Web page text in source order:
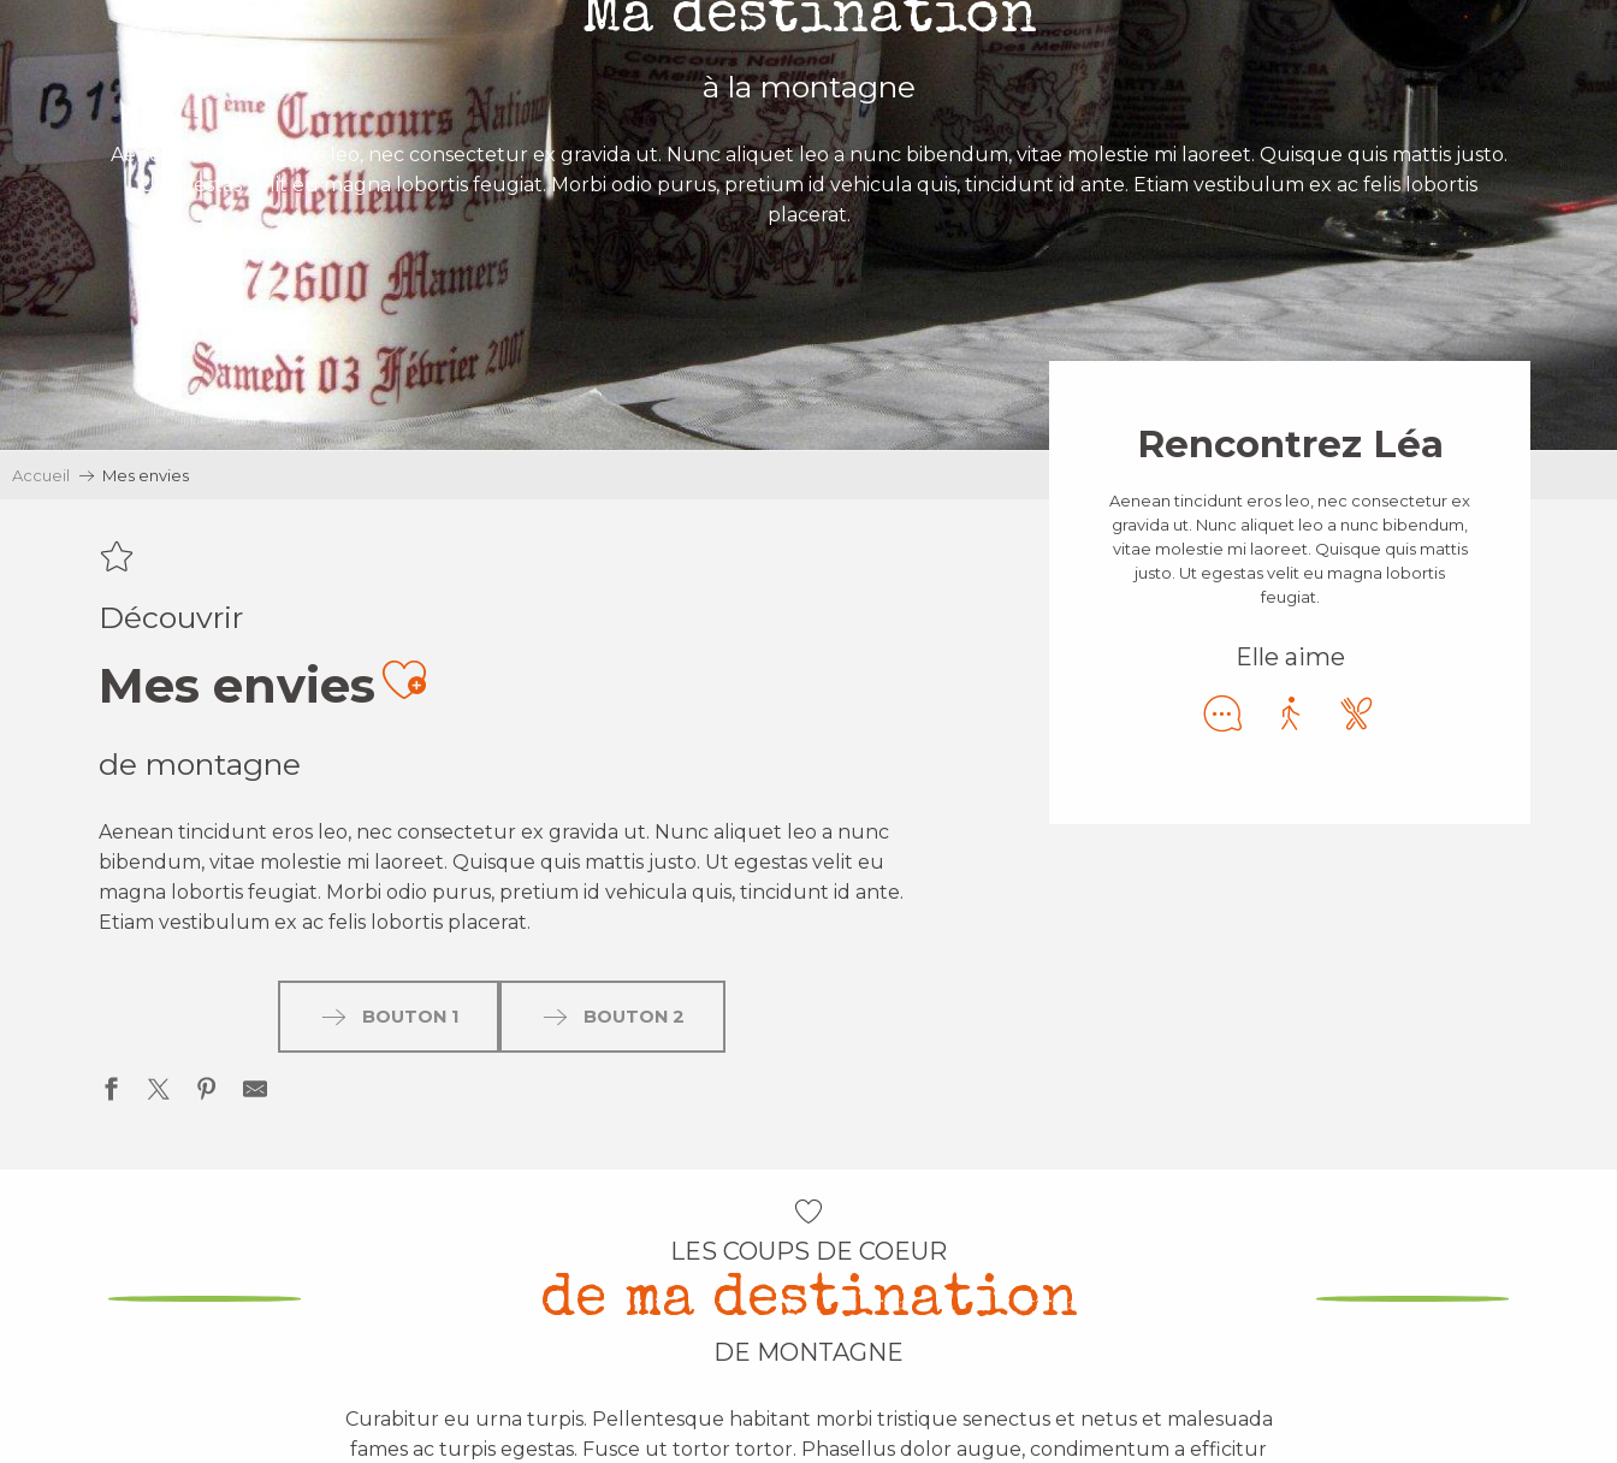
Ma destination
à la montagne
Aenean tincidunt eros leo, nec consectetur ex gravida ut. Nunc aliquet leo a nunc bibendum, vitae molestie mi laoreet. Quisque quis mattis justo.
Ut egestas velit eu magna lobortis feugiat. Morbi odio purus, pretium id vehicula quis, tincidunt id ante. Etiam vestibulum ex ac felis lobortis
placerat.
Accueil Mes envies
Découvrir
Mes enviesAjouter aux favoris
de montagne
Aenean tincidunt eros leo, nec consectetur ex gravida ut. Nunc aliquet leo a nunc
bibendum, vitae molestie mi laoreet. Quisque quis mattis justo. Ut egestas velit eu
magna lobortis feugiat. Morbi odio purus, pretium id vehicula quis, tincidunt id ante.
Etiam vestibulum ex ac felis lobortis placerat.
BOUTON 1 BOUTON 2
Rencontrez Léa
Aenean tincidunt eros leo, nec consectetur ex
gravida ut. Nunc aliquet leo a nunc bibendum,
vitae molestie mi laoreet. Quisque quis mattis
justo. Ut egestas velit eu magna lobortis
feugiat.
Elle aime
LES COUPS DE COEUR
de ma destination
DE MONTAGNE
Curabitur eu urna turpis. Pellentesque habitant morbi tristique senectus et netus et malesuada
fames ac turpis egestas. Fusce ut tortor tortor. Phasellus dolor augue, condimentum a efficitur